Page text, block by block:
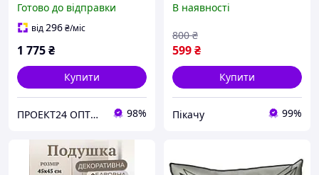
J2512
Готово до відправки
від296₴/міс
1 775₴
Купити
ПРОЕКТ24 ОПТОВО РОЗДРІБНА КОМПАНІЯ 98%
Кремова (60054/52)
В наявності
599₴
800 ₴
Купити
Пікачу 99%